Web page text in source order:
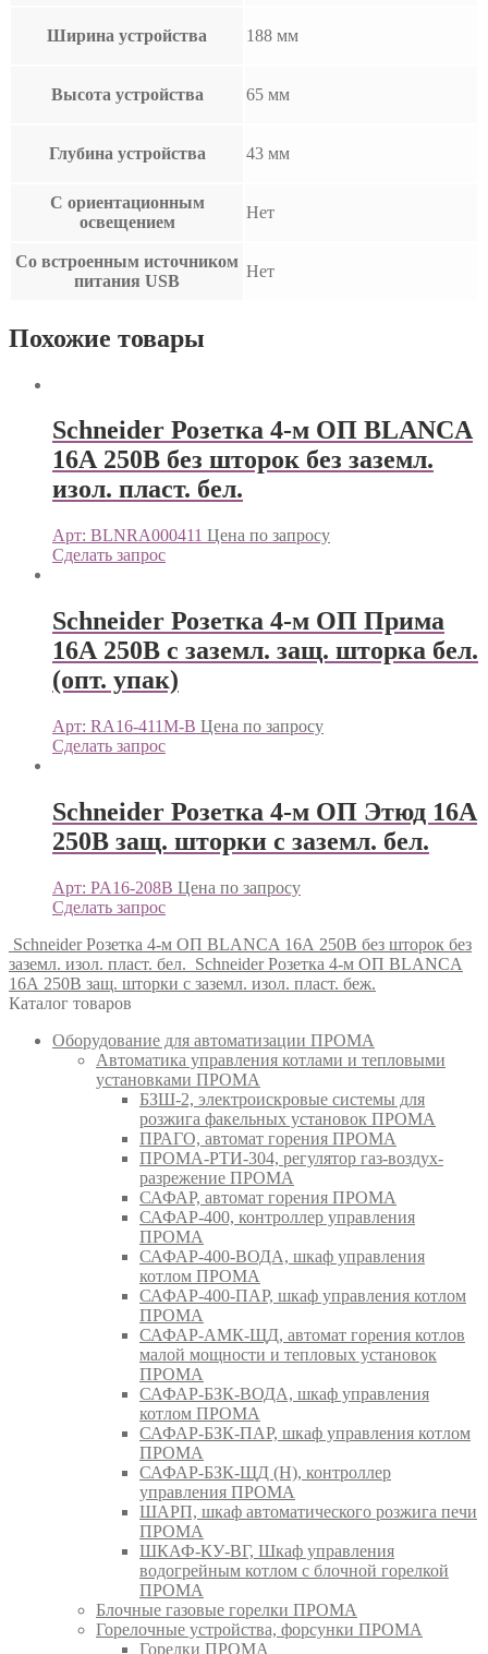
Ширина устройства 188 мм
Высота устройства 65 мм
Глубина устройства 43 мм
С ориентационным
освещением
Нет
Со встроенным источником
питания USB
Нет
Похожие товары
Schneider Розетка 4-м ОП BLANCA
16А 250В без шторок без заземл.
изол. пласт. бел.
Арт: BLNRA000411 Цена по запросу
Сделать запрос
Schneider Розетка 4-м ОП Прима
16А 250В с заземл. защ. шторка бел.
(опт. упак)
Арт: RA16-411M-B Цена по запросу
Сделать запрос
Schneider Розетка 4-м ОП Этюд 16А
250В защ. шторки с заземл. бел.
Арт: PA16-208B Цена по запросу
Сделать запрос
Schneider Розетка 4-м ОП BLANCA 16А 250В без шторок без
заземл. изол. пласт. бел. Schneider Розетка 4-м ОП BLANCA
16А 250В защ. шторки с заземл. изол. пласт. беж.
Каталог товаров
Оборудование для автоматизации ПРОМА
Автоматика управления котлами и тепловыми
установками ПРОМА
БЗШ-2, электроискровые системы для
розжига факельных установок ПРОМА
ПРАГО, автомат горения ПРОМА
ПРОМА-РТИ-304, регулятор газ-воздух-
разрежение ПРОМА
САФАР, автомат горения ПРОМА
САФАР-400, контроллер управления
ПРОМА
САФАР-400-ВОДА, шкаф управления
котлом ПРОМА
САФАР-400-ПАР, шкаф управления котлом
ПРОМА
САФАР-АМК-ЩД, автомат горения котлов
малой мощности и тепловых установок
ПРОМА
САФАР-БЗК-ВОДА, шкаф управления
котлом ПРОМА
САФАР-БЗК-ПАР, шкаф управления котлом
ПРОМА
САФАР-БЗК-ЩД (Н), контроллер
управления ПРОМА
ШАРП, шкаф автоматического розжига печи
ПРОМА
ШКАФ-КУ-ВГ, Шкаф управления
водогрейным котлом с блочной горелкой
ПРОМА
Блочные газовые горелки ПРОМА
Горелочные устройства, форсунки ПРОМА
Горелки ПРОМА